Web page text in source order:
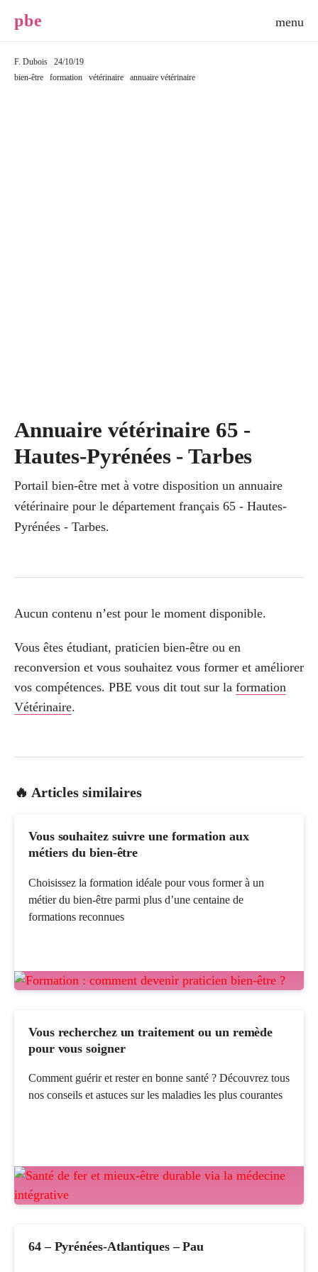
pbe
F. Dubois
24/10/19
bien-être
formation vétérinaire annuaire vétérinaire
Annuaire vétérinaire 65 -
Hautes-Pyrénées - Tarbes
Portail bien-être met à votre disposition un annuaire
vétérinaire pour le département français 65 - Hautes-
Pyrénées - Tarbes.
Aucun contenu n’est pour le moment disponible.
Vous êtes étudiant, praticien bien-être ou en
reconversion et vous souhaitez vous former et améliorer
vos compétences. PBE vous dit tout sur la formation
Vétérinaire.
🔥 Articles similaires
Vous souhaitez suivre une formation aux
métiers du bien-être
Choisissez la formation idéale pour vous former à un
métier du bien-être parmi plus d’une centaine de
formations reconnues
Vous recherchez un traitement ou un remède
pour vous soigner
Comment guérir et rester en bonne santé ? Découvrez tous
nos conseils et astuces sur les maladies les plus courantes
64 – Pyrénées-Atlantiques – Pau